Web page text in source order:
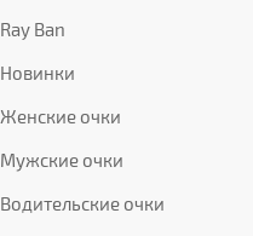
Ray Ban
Новинки
Женские очки
Мужские очки
Водительские очки